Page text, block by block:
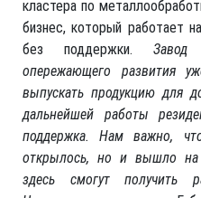
кластера по
бизнес, который работает
без поддержки.
опережающего развития
выпускать продукцию для
дальнейшей работы
поддержка. Нам важно,
открылось, но и вышло на
здесь смогут получить